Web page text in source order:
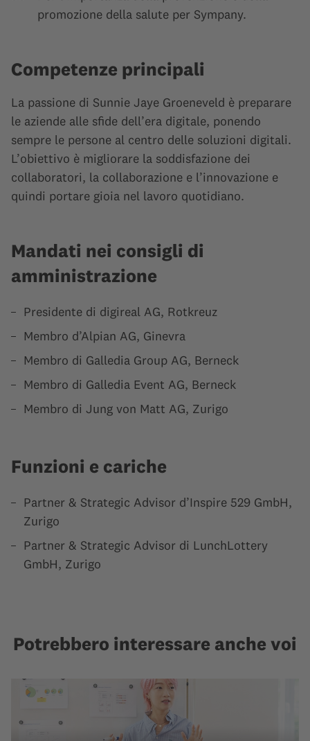
promozione della salute per Sympany.
Competenze principali
La passione di Sunnie Jaye Groeneveld è preparare
le aziende alle sfide dell’era digitale, ponendo
sempre le persone al centro delle soluzioni digitali.
L’obiettivo è migliorare la soddisfazione dei
collaboratori, la collaborazione e l’innovazione e
quindi portare gioia nel lavoro quotidiano.
Mandati nei consigli di
amministrazione
Presidente di digireal AG, Rotkreuz
Membro d’Alpian AG, Ginevra
Membro di Galledia Group AG, Berneck
Membro di Galledia Event AG, Berneck
Membro di Jung von Matt AG, Zurigo
Funzioni e cariche
Partner & Strategic Advisor d’Inspire 529 GmbH,
Zurigo
Partner & Strategic Advisor di LunchLottery
GmbH, Zurigo
Potrebbero interessare anche voi